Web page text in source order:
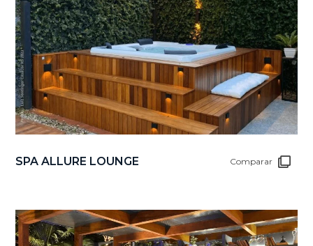
SPA ALLURE LOUNGE Comparar